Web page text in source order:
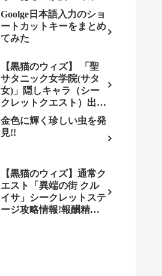
Goolge日本語入力のショ
ートカットキーをまとめ
てみた
【黒猫のウィズ】 「聖
サタニック女学院(サタ
女)」隠しキャラ（シー
クレットクエスト）出現
条件とは（ノーマル編）
金色に輝く珍しい虫を発
見!!
【黒猫のウィズ】通常ク
エスト「異端の街 クル
イサ」シークレットステ
ージ攻略情報!報酬精霊